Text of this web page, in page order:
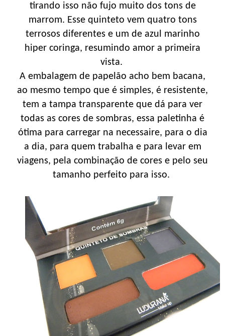
tirando isso não fujo muito dos tons de
marrom. Esse quinteto vem quatro tons
terrosos diferentes e um de azul marinho
hiper coringa, resumindo amor a primeira
vista.
A embalagem de papelão acho bem bacana,
ao mesmo tempo que é simples, é resistente,
tem a tampa transparente que dá para ver
todas as cores de sombras, essa paletinha é
ótima para carregar na necessaire, para o dia
a dia, para quem trabalha e para levar em
viagens, pela combinação de cores e pelo seu
tamanho perfeito para isso.